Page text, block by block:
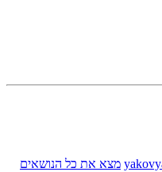
מצא את כל הנושאים